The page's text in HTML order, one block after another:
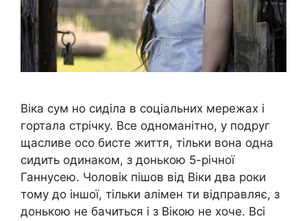
Віка сум но сиділа в соціальних мережах і
гортала стрічку. Все одноманітно, у подруг
щасливе осо бисте життя, тільки вона одна
сидить одинаком, з донькою 5-річної
Ганнусею. Чоловік пішов від Віки два роки
тому до іншої, тільки алімен ти відправляє, з
донькою не бачиться і з Вікою не хоче. Всі